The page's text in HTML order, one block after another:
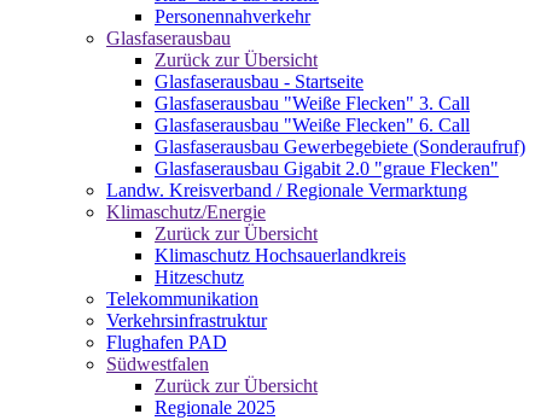
Personennahverkehr
Glasfaserausbau
Zurück zur Übersicht
Glasfaserausbau - Startseite
Glasfaserausbau "Weiße Flecken" 3. Call
Glasfaserausbau "Weiße Flecken" 6. Call
Glasfaserausbau Gewerbegebiete (Sonderaufruf)
Glasfaserausbau Gigabit 2.0 "graue Flecken"
Landw. Kreisverband / Regionale Vermarktung
Klimaschutz/Energie
Zurück zur Übersicht
Klimaschutz Hochsauerlandkreis
Hitzeschutz
Telekommunikation
Verkehrsinfrastruktur
Flughafen PAD
Südwestfalen
Zurück zur Übersicht
Regionale 2025